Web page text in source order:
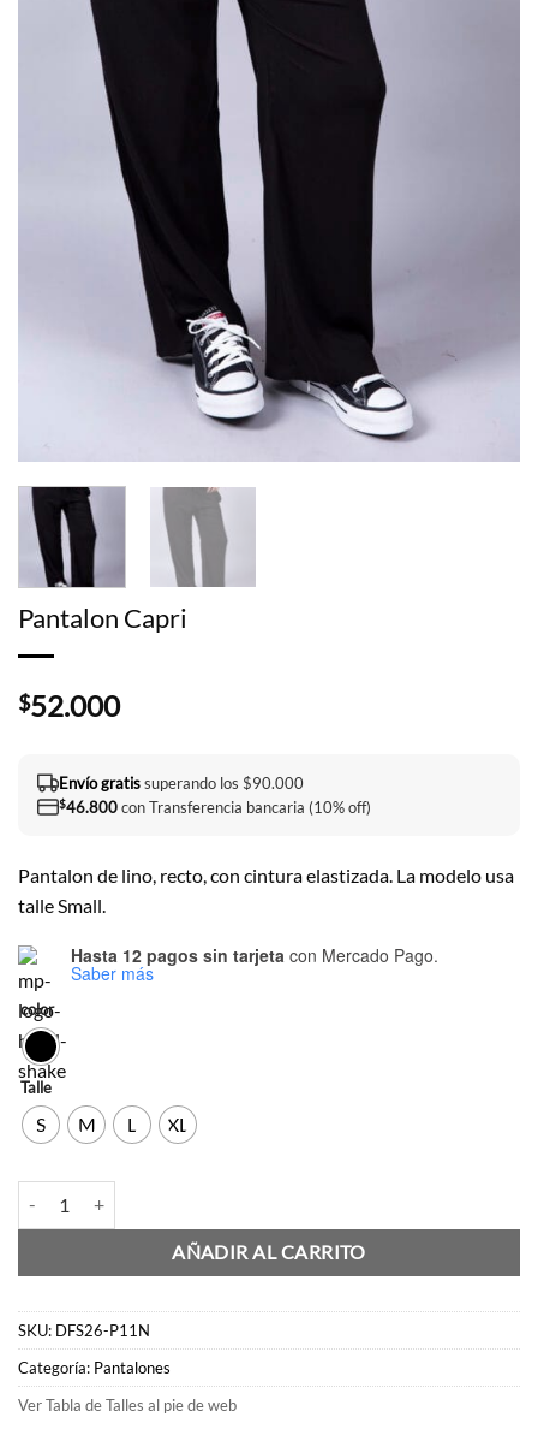
Pantalon Capri
$52.000
Envío gratissuperando los $90.000
$46.800con Transferencia bancaria (10% off)
Pantalon de lino, recto, con cintura elastizada. La modelo usa
talle Small.
Hasta 12 pagos sin tarjeta con Mercado Pago.
Saber más
color
Talle
S M L XL
AÑADIR AL CARRITO
SKU: DFS26-P11N
Categoría: Pantalones
Ver Tabla de Talles al pie de web